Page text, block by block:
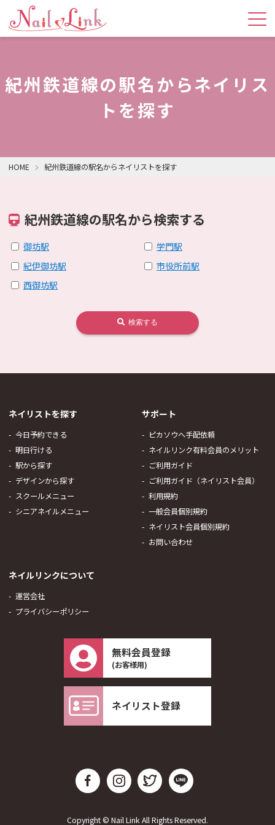
紀州鉄道線の駅名からネイリス
トを探す
HOME 紀州鉄道線の駅名からネイリストを探す
紀州鉄道線の駅名から検索する
御坊駅
学門駅
紀伊御坊駅
市役所前駅
西御坊駅
検索する
ネイリストを探す
今日予約できる
明日行ける
駅から探す
デザインから探す
スクールメニュー
シニアネイルメニュー
サポート
ピカソウへ手配依頼
ネイルリンク有料会員のメリット
ご利用ガイド
ご利用ガイド（ネイリスト会員）
利用規約
一般会員個別規約
ネイリスト会員個別規約
お問い合わせ
ネイルリンクについて
運営会社
プライバシーポリシー
無料会員登録
(お客様用)
ネイリスト登録
Copyright © Nail Link All Rights Reserved.